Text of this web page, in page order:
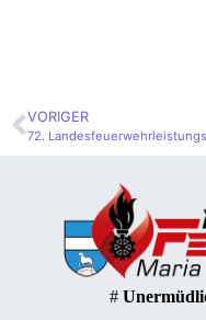
VORIGER
#